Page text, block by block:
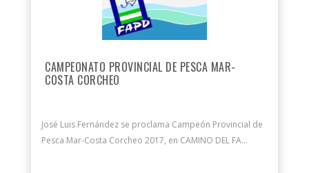
CAMPEONATO PROVINCIAL DE PESCA MAR-
COSTA CORCHEO
José Luis Fernández se proclama Campeón Provincial de
Pesca Mar-Costa Corcheo 2017, en CAMINO DEL FA...